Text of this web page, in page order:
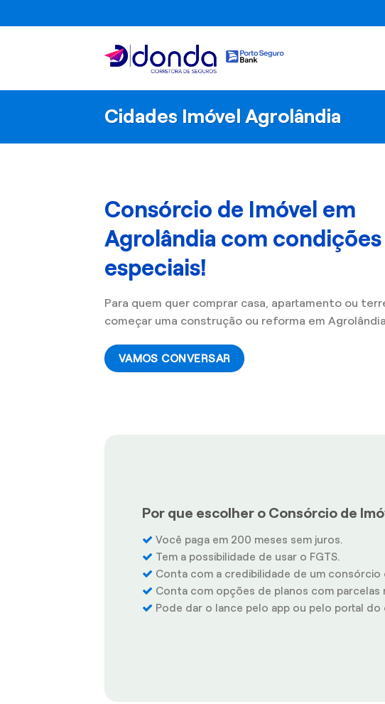
to
Cidades Imóvel Agrolândia
Consórcio de Imóvel em
Agrolândia com condições
especiais!
Para quem quer comprar casa, apartamento ou
começar uma construção ou reforma em
VAMOS CONVERSAR
Por que escolher o Consórcio de
Você paga em 200 meses sem juros.
Tem a possibilidade de usar o FGTS.
Conta com a credibilidade de um
Conta com opções de planos com parcelas
Pode dar o lance pelo app ou pelo portal do